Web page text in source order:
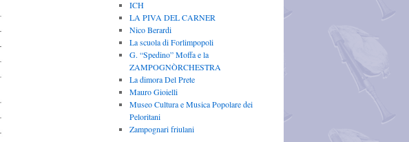
ICH
LA PIVA DEL CARNER
Nico Berardi
La scuola di Forlimpopoli
G. “Spedino” Moffa e la
ZAMPOGNÒRCHESTRA
La dimora Del Prete
Mauro Gioielli
Museo Cultura e Musica Popolare dei
Peloritani
Zampognari friulani